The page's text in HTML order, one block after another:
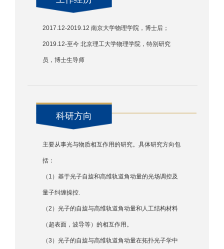
2017.12-2019.12 南京大学物理学院，博士后；
2019.12-至今 北京理工大学物理学院，特别研究
员，博士生导师
科研方向
主要从事光与物质相互作用的研究。具体研究方向包
括：
（1）基于光子自旋和高维轨道角动量的光场调控及
量子纠缠操控.
（2）光子的自旋与高维轨道角动量和人工结构材料
（超表面，波导等）的相互作用。
（3）光子的自旋与高维轨道角动量在拓扑光子学中